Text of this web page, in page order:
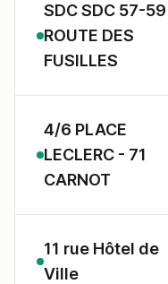
SDC SDC 57-59
ROUTE DES
FUSILLES
4/6 PLACE
LECLERC - 71
CARNOT
11 rue Hôtel de
Ville